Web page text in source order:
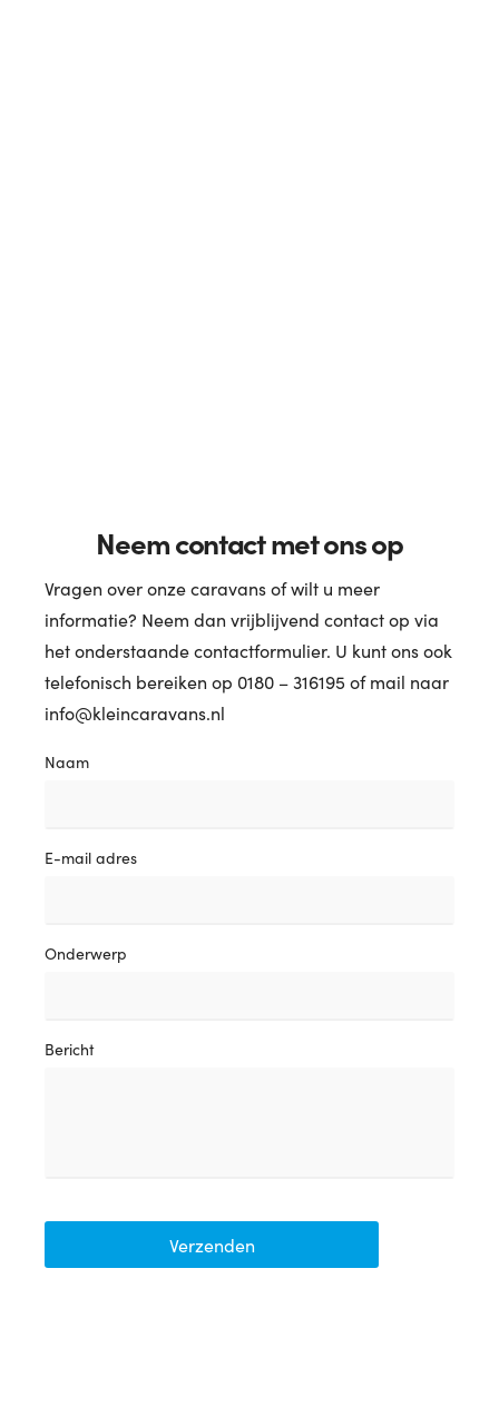
Neem contact met ons op
Vragen over onze caravans of wilt u meer
informatie? Neem dan vrijblijvend contact op via
het onderstaande contactformulier. U kunt ons ook
telefonisch bereiken op 0180 – 316195 of mail naar
info@kleincaravans.nl
Naam
E-mail adres
Onderwerp
Bericht